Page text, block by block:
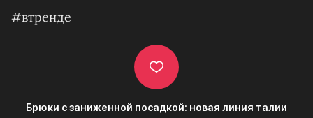
#втренде
Брюки с заниженной посадкой: новая линия талии